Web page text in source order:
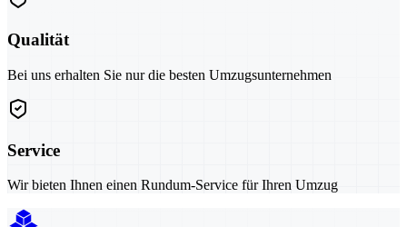
Qualität
Bei uns erhalten Sie nur die besten Umzugsunternehmen
Service
Wir bieten Ihnen einen Rundum-Service für Ihren Umzug